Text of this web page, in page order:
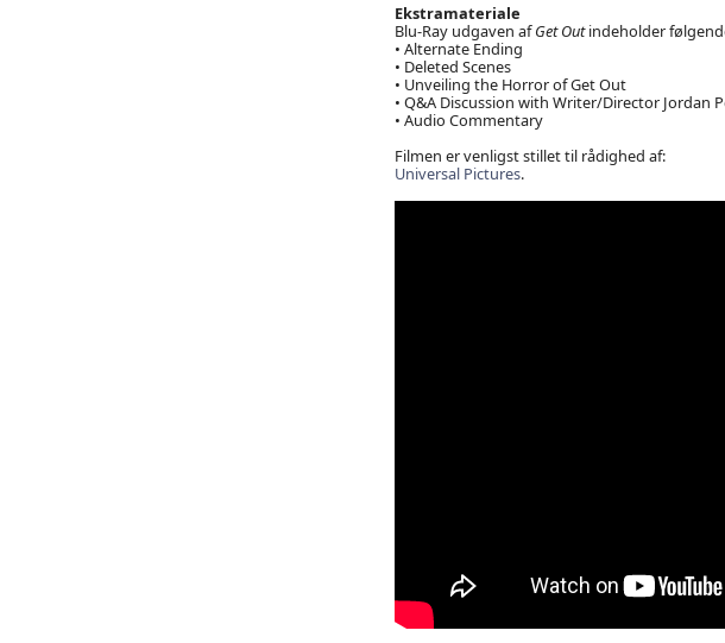
Ekstramateriale
Blu-Ray udgaven afGet Outindeholder
• Alternate Ending
• Deleted Scenes
• Unveiling the Horror of Get Out
• Q&A Discussion with Writer/Director Jordan
• Audio Commentary
Filmen er venligst stillet til rådighed af:
Universal Pictures.